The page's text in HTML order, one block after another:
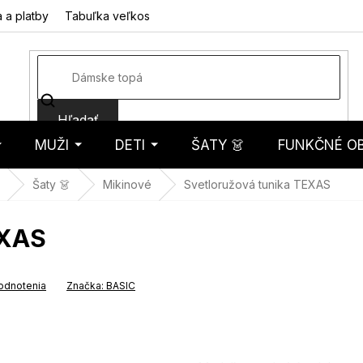
a platby Tabuľka veľkostí
Hľadať
MUŽI DETI ŠATY 👗 FUNKČNÉ
Šaty 👗 Mikinové Svetloružová tunika TEXAS
Značka: BASIC